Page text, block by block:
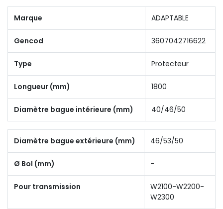
Marque ADAPTABLE
Gencod 3607042716622
Type Protecteur
Longueur (mm) 1800
Diamètre bague intérieure (mm) 40/46/50
Diamètre bague extérieure (mm) 46/53/50
Ø Bol (mm) -
Pour transmission
W2100-W2200-
W2300